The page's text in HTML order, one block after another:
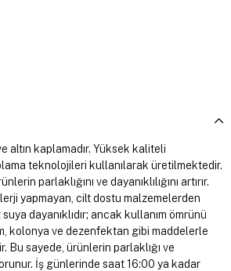
altın kaplamadır. Yüksek kaliteli
teknolojileri kullanılarak üretilmektedir.
parlaklığını ve dayanıklılığını artırır.
yapmayan, cilt dostu malzemelerden
dayanıklıdır; ancak kullanım ömrünü
kolonya ve dezenfektan gibi maddelerle
Bu sayede, ürünlerin parlaklığı ve
İş günlerinde saat 16:00 ya kadar